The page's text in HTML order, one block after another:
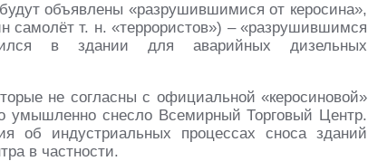
объявлены «разрушившимися от керосина»,
самолёт т. н. «террористов») – «разрушившимся
в здании для аварийных дизельных
не согласны с официальной «керосиновой»
умышленно снесло Всемирный Торговый Центр.
об индустриальных процессах сноса зданий
в частности.